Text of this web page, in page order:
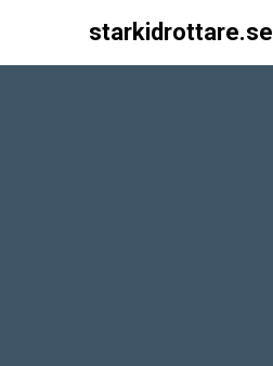
Main Navigation
starkidrottare.se